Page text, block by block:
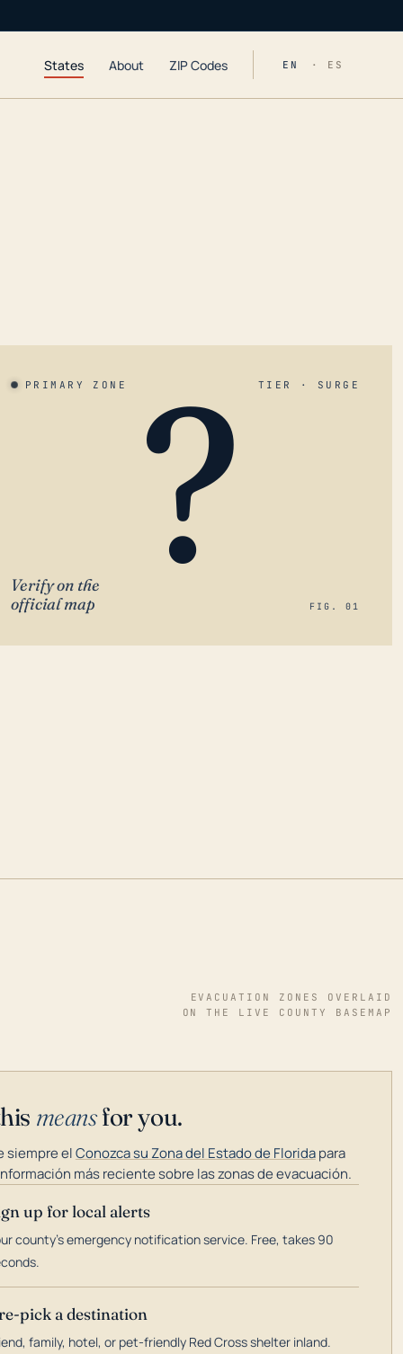
States About ZIP Codes EN · ES
PRIMARY ZONE TIER · SURGE
?
Verify on the
official map
FIG. 01
EVACUATION ZONES OVERLAID
ON THE LIVE COUNTY BASEMAP
meansfor you.
siempre elConozca su Zona del Estado de Floridapara
más reciente sobre las zonas de evacuación.
up for local alerts
county's emergency notification service. Free, takes 90
pick a destination
family, hotel, or pet-friendly Red Cross shelter inland.